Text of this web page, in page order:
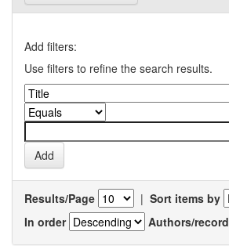
Add filters:
Use filters to refine the search results.
Results/Page | Sort items by
In order
Authors/record